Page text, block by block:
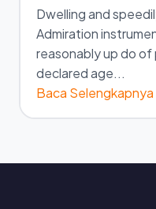
Dwelling and
Admiration
reasonably up do of
declared age...
Baca